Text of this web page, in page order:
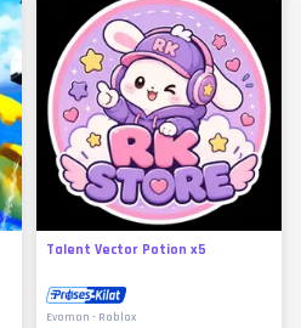
Talent Vector Potion x5
Evomon - Roblox